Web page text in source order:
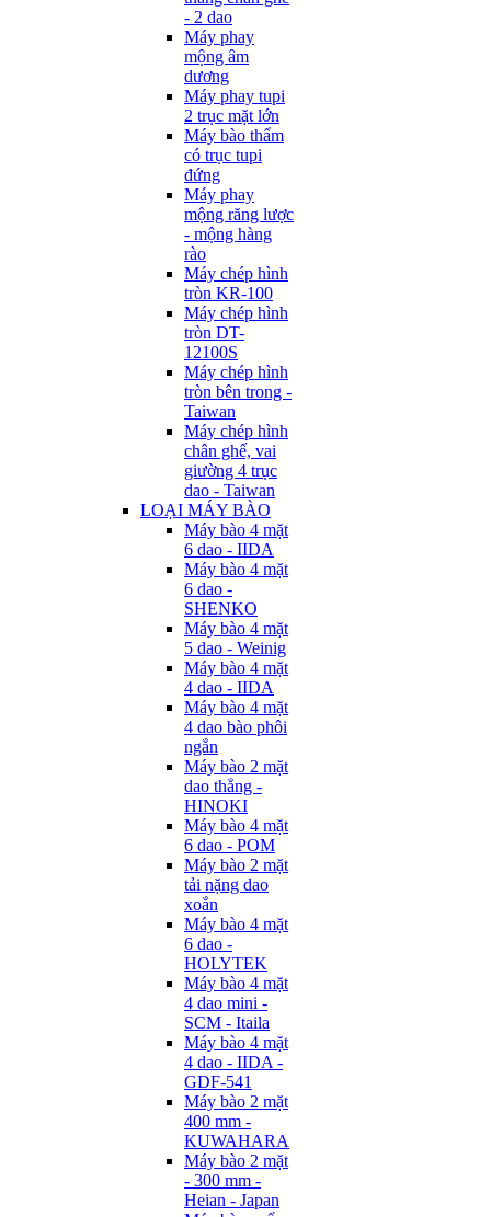
- 2 dao
Máy phay
mộng âm
dương
Máy phay tupi
2 trục mặt lớn
Máy bào thẩm
có trục tupi
đứng
Máy phay
mộng răng lược
- mộng hàng
rào
Máy chép hình
tròn KR-100
Máy chép hình
tròn DT-
12100S
Máy chép hình
tròn bên trong -
Taiwan
Máy chép hình
chân ghế, vai
giường 4 trục
dao - Taiwan
LOẠI MÁY BÀO
Máy bào 4 mặt
6 dao - IIDA
Máy bào 4 mặt
6 dao -
SHENKO
Máy bào 4 mặt
5 dao - Weinig
Máy bào 4 mặt
4 dao - IIDA
Máy bào 4 mặt
4 dao bào phôi
ngắn
Máy bào 2 mặt
dao thẳng -
HINOKI
Máy bào 4 mặt
6 dao - POM
Máy bào 2 mặt
tải nặng dao
xoắn
Máy bào 4 mặt
6 dao -
HOLYTEK
Máy bào 4 mặt
4 dao mini -
SCM - Itaila
Máy bào 4 mặt
4 dao - IIDA -
GDF-541
Máy bào 2 mặt
400 mm -
KUWAHARA
Máy bào 2 mặt
- 300 mm -
Heian - Japan